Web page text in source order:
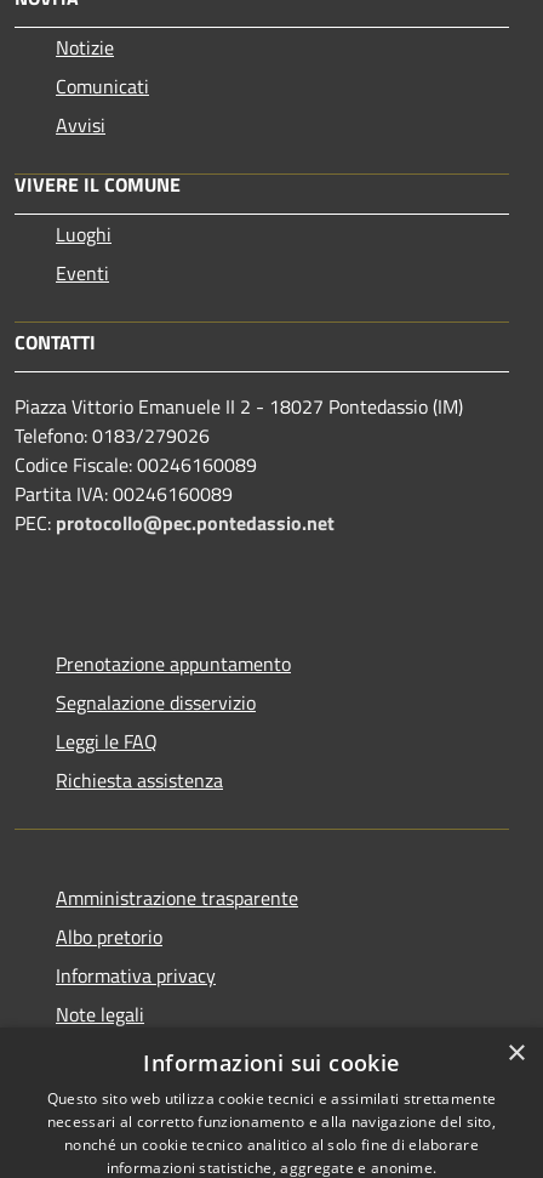
Notizie
Comunicati
Avvisi
VIVERE IL COMUNE
Luoghi
Eventi
CONTATTI
Piazza Vittorio Emanuele II 2 - 18027 Pontedassio (IM)
Telefono: 0183/279026
Codice Fiscale: 00246160089
Partita IVA: 00246160089
PEC: protocollo@pec.pontedassio.net
Prenotazione appuntamento
Segnalazione disservizio
Leggi le FAQ
Richiesta assistenza
Amministrazione trasparente
Albo pretorio
Informativa privacy
Note legali
Dichiarazione di accessibilità
×
Informazioni sui cookie
Questo sito web utilizza cookie tecnici e assimilati strettamente
necessari al corretto funzionamento e alla navigazione del sito,
nonché un cookie tecnico analitico al solo fine di elaborare
informazioni statistiche, aggregate e anonime.